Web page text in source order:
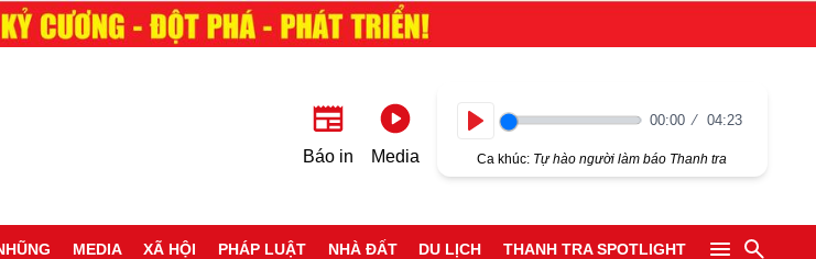
Báo in Media
00:00 04:23
Ca khúc: Tự hào người làm báo Thanh tra
MEDIA XÃ HỘI PHÁP LUẬT NHÀ ĐẤT DU LỊCH THANH TRA SPOTLIGHT